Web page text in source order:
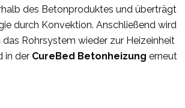
des Betonproduktes und überträgt
durch Konvektion. Anschließend wird
das Rohrsystem wieder zur Heizeinheit
in der CureBed Betonheizung erneut